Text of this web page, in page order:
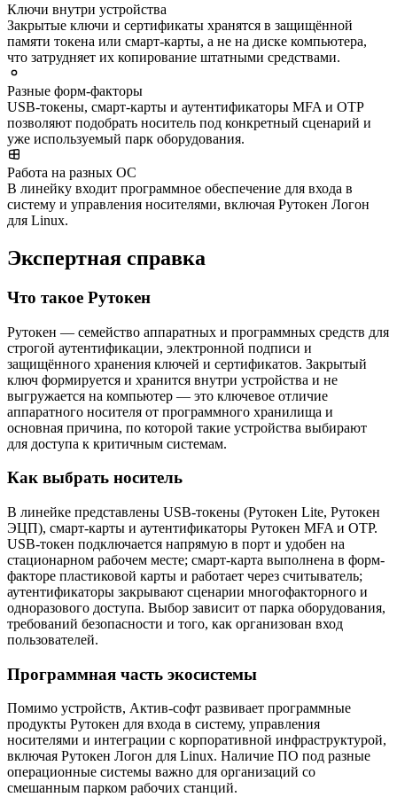
Ключи внутри устройства
Закрытые ключи и сертификаты хранятся в защищённой
памяти токена или смарт-карты, а не на диске компьютера,
что затрудняет их копирование штатными средствами.
Разные форм-факторы
USB-токены, смарт-карты и аутентификаторы MFA и OTP
позволяют подобрать носитель под конкретный сценарий и
уже используемый парк оборудования.
Работа на разных ОС
В линейку входит программное обеспечение для входа в
систему и управления носителями, включая Рутокен Логон
для Linux.
Экспертная справка
Что такое Рутокен
Рутокен — семейство аппаратных и программных средств для
строгой аутентификации, электронной подписи и
защищённого хранения ключей и сертификатов. Закрытый
ключ формируется и хранится внутри устройства и не
выгружается на компьютер — это ключевое отличие
аппаратного носителя от программного хранилища и
основная причина, по которой такие устройства выбирают
для доступа к критичным системам.
Как выбрать носитель
В линейке представлены USB-токены (Рутокен Lite, Рутокен
ЭЦП), смарт-карты и аутентификаторы Рутокен MFA и OTP.
USB-токен подключается напрямую в порт и удобен на
стационарном рабочем месте; смарт-карта выполнена в форм-
факторе пластиковой карты и работает через считыватель;
аутентификаторы закрывают сценарии многофакторного и
одноразового доступа. Выбор зависит от парка оборудования,
требований безопасности и того, как организован вход
пользователей.
Программная часть экосистемы
Помимо устройств, Актив-софт развивает программные
продукты Рутокен для входа в систему, управления
носителями и интеграции с корпоративной инфраструктурой,
включая Рутокен Логон для Linux. Наличие ПО под разные
операционные системы важно для организаций со
смешанным парком рабочих станций.